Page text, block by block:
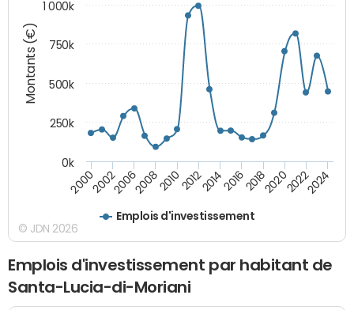
Montants (€)
Emplois d'investissement
200020022006200820102012201420162018202020222024
0k
250k
500k
750k
1 000k
© JDN 2026
Emplois d'investissement par habitant de
Santa-Lucia-di-Moriani